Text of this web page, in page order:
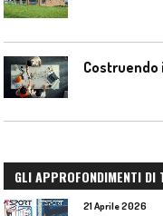
Costruendo
GLI APPROFONDIMENTI DI
21 Aprile 2026